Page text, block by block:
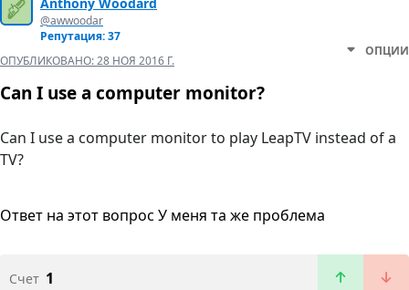
Anthony Woodard
@awwoodar
Репутация: 37
ОПУБЛИКОВАНО:28 НОЯ 2016 Г.
ОПЦИИ
Can I use a computer monitor?
Can I use a computer monitor to play LeapTV instead of a
TV?
Ответ на этот вопрос У меня та же проблема
Счет 1